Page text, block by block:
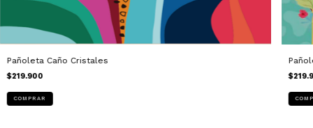
Pañoleta Caño Cristales
$219.900